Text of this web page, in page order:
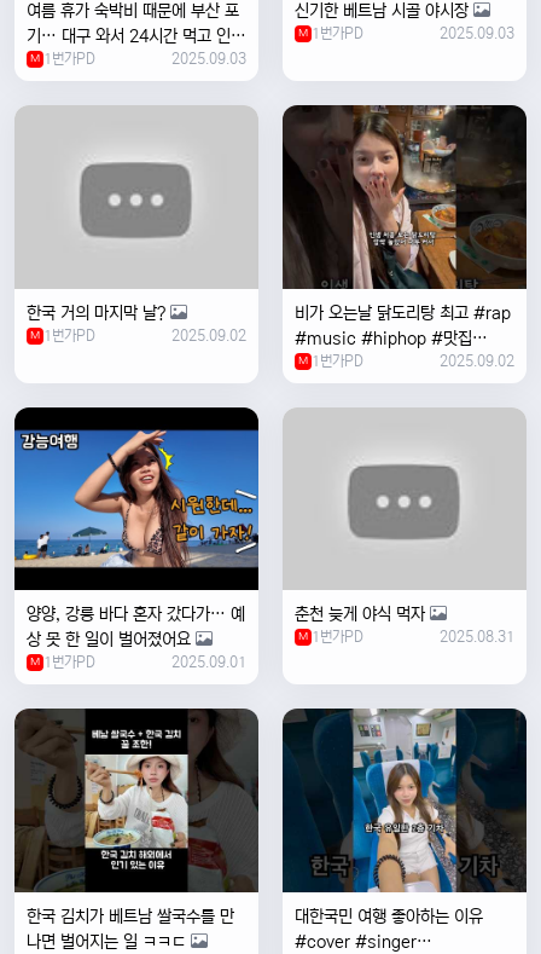
여름 휴가 숙박비 때문에 부산 포
기… 대구 와서 24시간 먹고 인생
위로받았습니다
M 1번가PD 2025.09.03
신기한 베트남 시골 야시장
M 1번가PD 2025.09.03
한국 거의 마지막 날?
M 1번가PD 2025.09.02
비가 오는날 ￼닭도리탕 최고 #rap
#music #hiphop #맛집
#travel #여행 #food ￼
M 1번가PD 2025.09.02
양양, 강릉 바다 혼자 갔다가… 예
상 못 한 일이 벌어졌어요
M 1번가PD 2025.09.01
춘천 늦게 야식 먹자
M 1번가PD 2025.08.31
한국 김치가 베트남 쌀국수를 만
나면 벌어지는 일 ㅋㅋㄷ
대한국민 여행 좋아하는 이유
#cover #singer